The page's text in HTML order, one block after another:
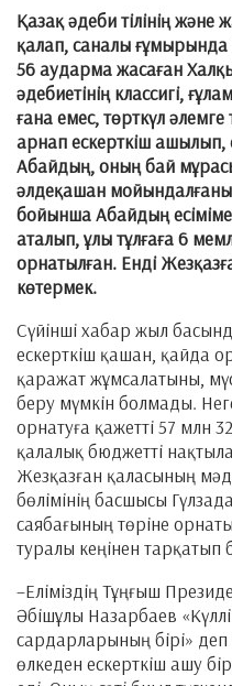
Қазақ әдеби тілінің және
қалап, саналы ғұмырында
56 аударма жасаған
әдебиетінің классигі,
ғана емес, төрткүл
арнап ескерткіш ашылып,
Абайдың, оның бай
әлдеқашан
бойынша Абайдың
аталып, ұлы тұлғаға 6
орнатылған. Енді
көтермек.
Сүйінші хабар жыл
ескерткіш қашан, қайда
қаражат жұмсалатыны,
беру мүмкін болмады.
орнатуға қажетті 57 млн
қалалық бюджетті
Жезқазған қаласының
бөлімінің басшысы
саябағының төріне
туралы кеңінен тарқатып
–Еліміздің Тұңғыш
Әбішұлы Назарбаев
сардарларының бірі»
өлкеден ескерткіш ашу